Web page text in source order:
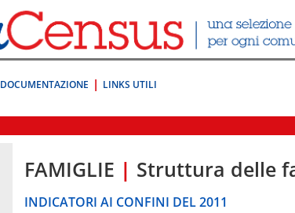
DOCUMENTAZIONE LINKS UTILI
FAMIGLIE | Struttura delle
INDICATORI AI CONFINI DEL 2011